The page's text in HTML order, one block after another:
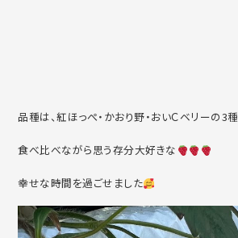
品種は、紅ほっぺ・かおり野・おいＣベリーの3種
食べ比べながら思う存分大好きな
幸せな時間を過ごせました